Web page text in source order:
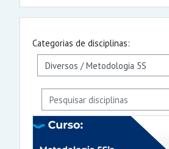
Categorias de disciplinas:
Pesquisar disciplinas